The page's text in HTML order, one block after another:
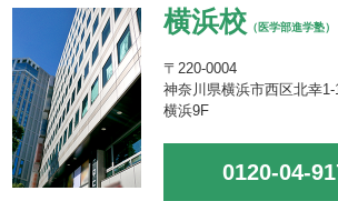
横浜校 （医学部進学塾）
〒220-0004
神奈川県横浜市西区北幸
横浜9F
0120-04-